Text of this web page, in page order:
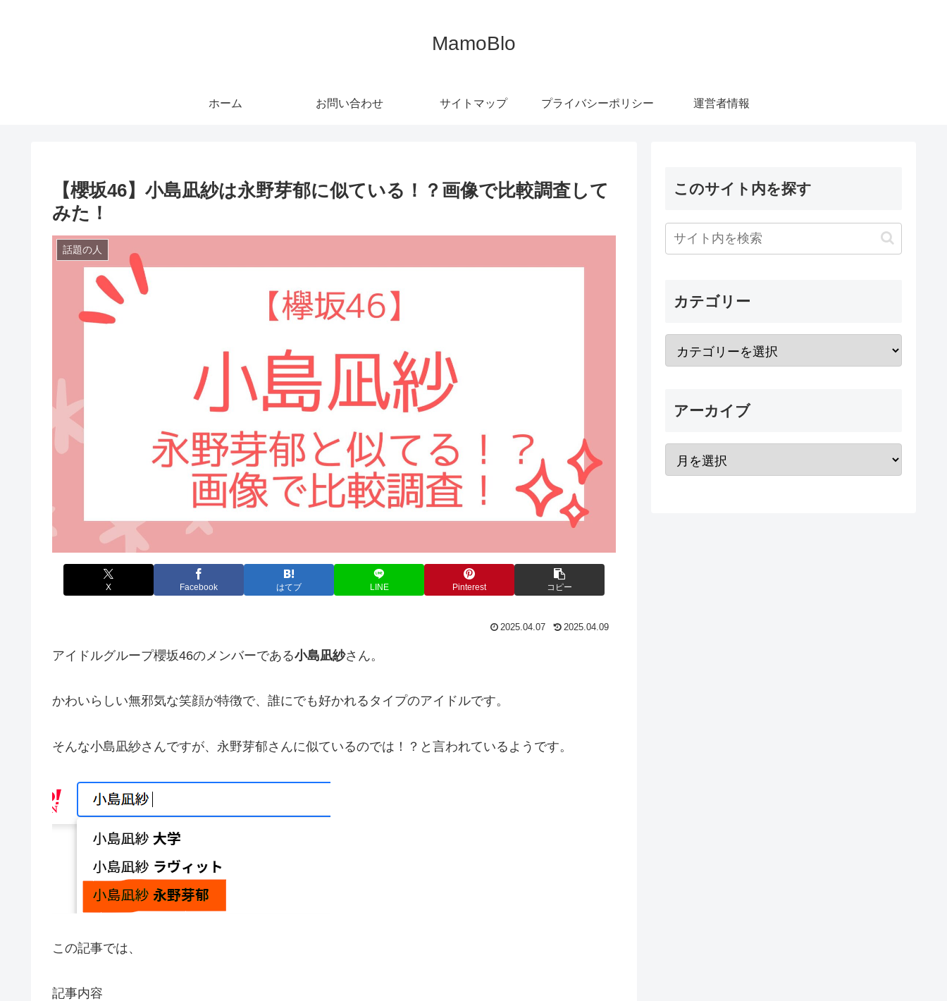
MamoBlo
ホーム お問い合わせ サイトマップ プライバシーポリシー 運営者情報
【櫻坂46】小島凪紗は永野芽郁に似ている！？画像で比較調査して
みた！
話題の人
X Facebook はてブ LINE Pinterest コピー
2025.04.07 2025.04.09
アイドルグループ櫻坂46のメンバーである小島凪紗さん。
かわいらしい無邪気な笑顔が特徴で、誰にでも好かれるタイプのアイドルです。
そんな小島凪紗さんですが、永野芽郁さんに似ているのでは！？と言われているようです。
この記事では、
記事内容
このサイト内を探す
カテゴリー
アーカイブ